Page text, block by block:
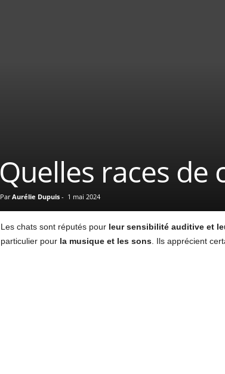
Quelles races de
Par Aurélie Dupuis - 1 mai 2024
Les chats sont réputés pour leur sensibilité auditive et
particulier pour la musique et les sons. Ils apprécient